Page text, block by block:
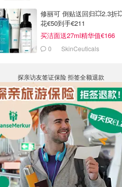
修丽可 倒贴送回归💥2.3折
花€50到手€211
买洁面送27ml精华值€166
0 SkinCeuticals
探亲访友签证保险 拒签全额退款